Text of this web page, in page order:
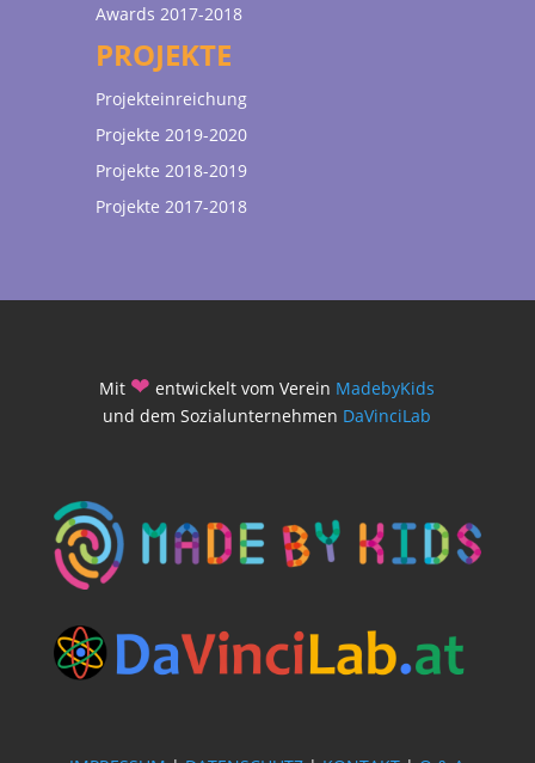
Awards 2017-2018
PROJEKTE
Projekteinreichung
Projekte 2019-2020
Projekte 2018-2019
Projekte 2017-2018
Mit ❤ entwickelt vom Verein MadebyKids
und dem Sozialunternehmen DaVinciLab